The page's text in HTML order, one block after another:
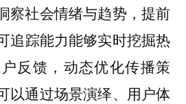
察社会情绪与趋势，提前
追踪能力能够实时挖掘热
反馈，动态优化传播策
以通过场景演绎、用户体